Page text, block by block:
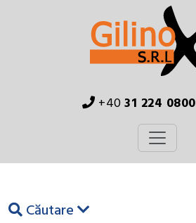
+4031 224 0800
Căutare